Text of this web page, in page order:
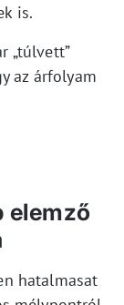
is.
„túlvett”
az árfolyam
elemző
hatalmasat